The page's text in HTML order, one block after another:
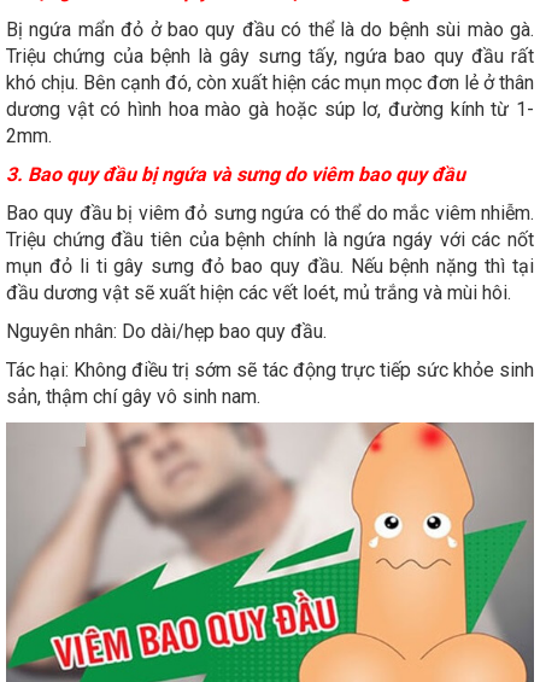
Bị ngứa mẩn đỏ ở bao quy đầu có thể là do bệnh sùi mào gà.
Triệu chứng của bệnh là gây sưng tấy, ngứa bao quy đầu rất
khó chịu. Bên cạnh đó, còn xuất hiện các mụn mọc đơn lẻ ở thân
dương vật có hình hoa mào gà hoặc súp lơ, đường kính từ 1-
2mm.
3. Bao quy đầu bị ngứa và sưng do viêm bao quy đầu
Bao quy đầu bị viêm đỏ sưng ngứa có thể do mắc viêm nhiễm.
Triệu chứng đầu tiên của bệnh chính là ngứa ngáy với các nốt
mụn đỏ li ti gây sưng đỏ bao quy đầu. Nếu bệnh nặng thì tại
đầu dương vật sẽ xuất hiện các vết loét, mủ trắng và mùi hôi.
Nguyên nhân: Do dài/hẹp bao quy đầu.
Tác hại: Không điều trị sớm sẽ tác động trực tiếp sức khỏe sinh
sản, thậm chí gây vô sinh nam.